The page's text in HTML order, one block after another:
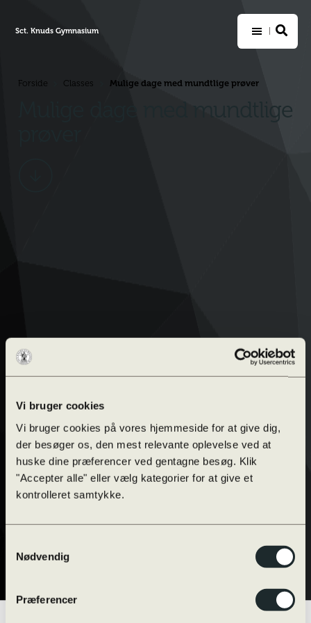
Vi bruger cookies
Vi bruger cookies på vores hjemmeside for at give dig,
der besøger os, den mest relevante oplevelse ved at
huske dine præferencer ved gentagne besøg. Klik
"Accepter alle" eller vælg kategorier for at give et
kontrolleret samtykke.
Nødvendig
Præferencer
Sct. Knuds Gymnasium
Forside Classes Mulige dage med mundtlige prøver
Mulige dage med mundtlige